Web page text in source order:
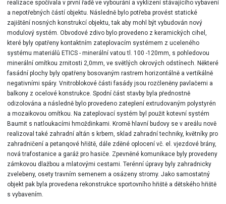
realizace spočívala v první řadě ve vybourání a vyklizení stávajícího vybavení
a nepotřebných částí objektu. Následně bylo potřeba provést statické
zajištění nosných konstrukcí objektu, tak aby mohl být vybudován nový
modulový systém. Obvodové zdivo bylo provedeno z keramických cihel,
které byly opatřeny kontaktním zateplovacím systémem z uceleného
systému materiálů ETICS - minerální vatou tl. 100 -120mm, s pohledovou
minerální omítkou zrnitosti 2,0mm, ve světlých okrových odstínech. Některé
fasádní plochy byly opatřeny bosovaným rastrem horizontálně a vertikálně
negativními spáry. Vnitroblokové části fasády jsou rozčleněny pavlačemi a
balkony z ocelové konstrukce. Spodní část stavby byla přednostně
odizolována a následně bylo provedeno zateplení extrudovaným polystyrén
a mozaikovou omítkou. Na zateplovací systém byl použit kotevní systém
Baumit s natloukacími hmoždinkami. Kromě hlavní budovy se v areálu nově
realizoval také zahradní altán s krbem, sklad zahradní techniky, květníky pro
zahradničení a petanqové hřiště, dále zděné oplocení vč. el. vjezdové brány,
nová trafostanice a garáž pro hasiče. Zpevněné komunikace byly provedeny
zámkovou dlažbou a mlatovými cestami. Terénní úpravy byly zahradnicky
zvelebeny, osety travním semenem a osázeny stromy. Jako samostatný
objekt pak byla provedena rekonstrukce sportovního hřiště a dětského hřiště
s vybavením.